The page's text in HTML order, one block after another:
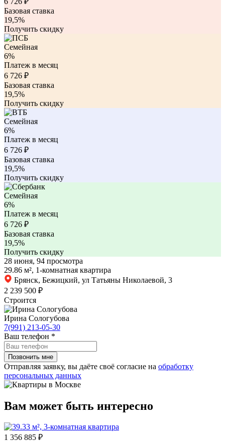
Базовая ставка
19,5%
Получить скидку
Семейная
6%
Платеж в месяц
6 726 ₽
Базовая ставка
19,5%
Получить скидку
Семейная
6%
Платеж в месяц
6 726 ₽
Базовая ставка
19,5%
Получить скидку
Семейная
6%
Платеж в месяц
6 726 ₽
Базовая ставка
19,5%
Получить скидку
28 июня, 94 просмотра
29.86 м², 1-комнатная квартира
Брянск, Бежицкий, ул Татьяны Николаевой, 3
2 239 500 ₽
Строится
Ирина Сологубова
7(991) 213-05-30
Ваш телефон *
Отправляя заявку, вы даёте своё согласие на обработку
персональных данных
Вам может быть интересно
1 356 885 ₽